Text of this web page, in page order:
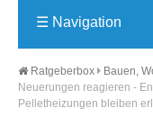
☰ Navigation
Ratgeberbox Bauen,
Neuerungen reagieren -
Pelletheizungen bleiben